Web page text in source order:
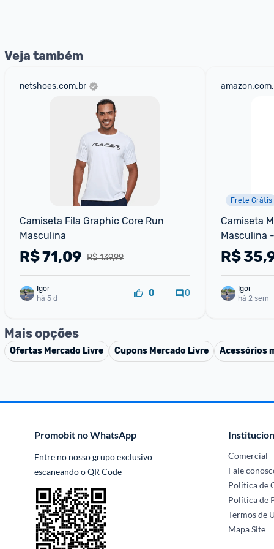
Veja também
netshoes.com.br
Camiseta Fila Graphic Core Run
Masculina
R$ 139,99
R$71,09
Igor
há 5 d
0 0
Frete Grátis
Camiseta
Masculina
R$
Igor
há 2 sem
Mais opções
Ofertas Mercado Livre Cupons Mercado Livre Acessórios
Promobit no WhatsApp
Entre no nosso grupo exclusivo
escaneando o QR Code
Comercial
Fale
Política de
Política de
Termos de
Mapa Site